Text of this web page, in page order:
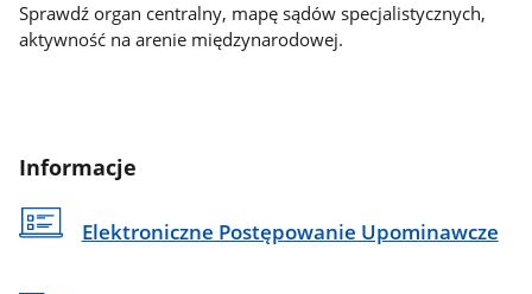
Sprawdź organ centralny, mapę sądów specjalistycznych,
aktywność na arenie międzynarodowej.
Informacje
Elektroniczne Postępowanie Upominawcze